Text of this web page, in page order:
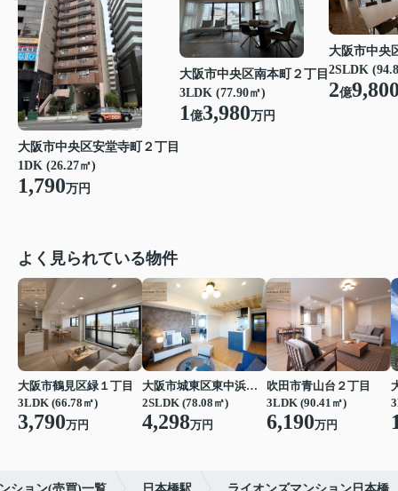
大阪市中央区安堂寺町２丁目
1DK (26.27㎡)
1,790万円
大阪市中央区南本町２丁目
3LDK (77.90㎡)
1億3,980万円
大阪市中央
2SLDK
2億
よく見られている物件
大阪市鶴見区緑１丁目
3LDK (66.78㎡)
3,790万円
大阪市城東区東中浜６丁目
2SLDK (78.08㎡)
4,298万円
吹田市青山台２丁目
3LDK (90.41㎡)
6,190万円